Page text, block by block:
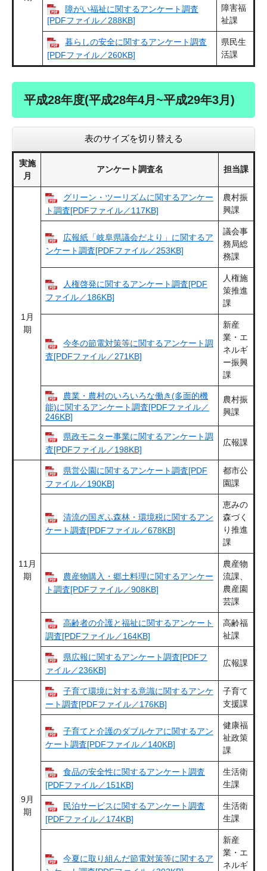
障がい福祉に関するアンケート調査
[PDFファイル／288KB]
障害福
祉課
暮らしの安全に関するアンケート調査
[PDFファイル／260KB]
県民生
活課
平成28年度(平成28年4月~平成29年3月)
表のサイズを切り替える
実施
月
アンケート調査名 担当課
1月
期
グリーン・ツーリズムに関するアンケー
ト調査[PDFファイル／117KB]
農村振
興課
広報紙「岐阜県議会だより」に関するア
ンケート調査[PDFファイル／253KB]
議会事
務局総
務課
人権啓発に関するアンケート調査[PDF
ファイル／186KB]
人権施
策推進
課
今冬の節電対策等に関するアンケート調
査[PDFファイル／271KB]
新産
業・エ
ネルギ
ー振興
課
農業・農村のいろいろな働き(多面的機
能)に関するアンケート調査[PDFファイル／
246KB]
農村振
興課
県政モニター事業に関するアンケート調
査[PDFファイル／198KB]
広報課
11月
期
県営公園に関するアンケート調査[PDF
ファイル／190KB]
都市公
園課
清流の国ぎふ森林・環境税に関するアン
ケート調査[PDFファイル／678KB]
恵みの
森づく
り推進
課
農産物購入・郷土料理に関するアンケー
ト調査[PDFファイル／908KB]
農産物
流課、
農産園
芸課
高齢者の介護と福祉に関するアンケート
調査[PDFファイル／164KB]
高齢福
祉課
県広報に関するアンケート調査[PDFフ
ァイル／236KB]
広報課
9月
期
子育て環境に対する意識に関するアンケ
ート調査[PDFファイル／176KB]
子育て
支援課
子育てと介護のダブルケアに関するアン
ケート調査[PDFファイル／140KB]
健康福
祉政策
課
食品の安全性に関するアンケート調査
[PDFファイル／151KB]
生活衛
生課
民泊サービスに関するアンケート調査
[PDFファイル／174KB]
生活衛
生課
今夏に取り組んだ節電対策等に関するア
新産
業・エ
ネルギ